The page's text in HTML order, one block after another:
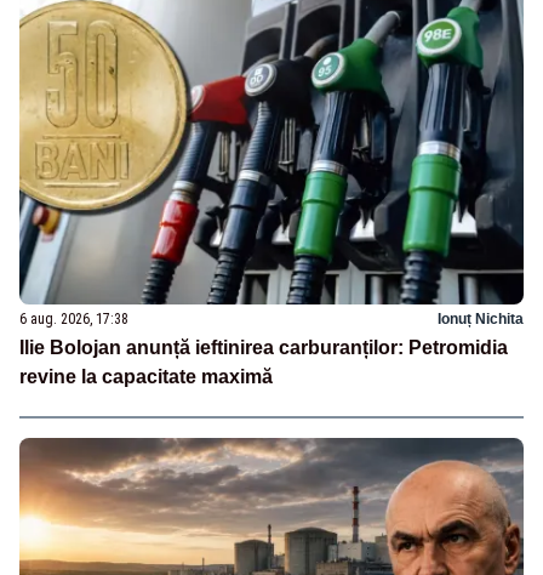
6 aug. 2026, 17:38 Ionuț Nichita
Ilie Bolojan anunță ieftinirea carburanților: Petromidia
revine la capacitate maximă